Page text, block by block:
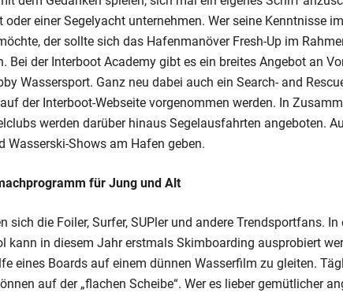
einer Segelyacht unternehmen. Wer seine Kenntnisse
der sollte sich das Hafenmanöver Fresh-Up im
Bei der Interboot Academy gibt es ein breites Angebot an
Wassersport. Ganz neu dabei auch ein Search- and
der Interboot-Webseite vorgenommen werden. In
werden darüber hinaus Segelausfahrten angeboten.
Wasserski-Shows am Hafen geben.
für Jung und Alt
sich die Foiler, Surfer, SUPler und andere Trendsportfans.
kann in diesem Jahr erstmals Skimboarding ausprobiert
eines Boards auf einem dünnen Wasserfilm zu gleiten.
auf der „flachen Scheibe“. Wer es lieber gemütlicher